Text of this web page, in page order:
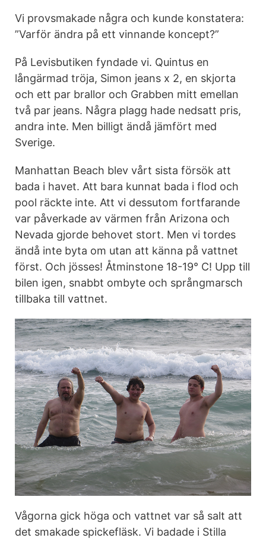
Vi provsmakade några och kunde konstatera:
”Varför ändra på ett vinnande koncept?”
På Levisbutiken fyndade vi. Quintus en
långärmad tröja, Simon jeans x 2, en skjorta
och ett par brallor och Grabben mitt emellan
två par jeans. Några plagg hade nedsatt pris,
andra inte. Men billigt ändå jämfört med
Sverige.
Manhattan Beach blev vårt sista försök att
bada i havet. Att bara kunnat bada i flod och
pool räckte inte. Att vi dessutom fortfarande
var påverkade av värmen från Arizona och
Nevada gjorde behovet stort. Men vi tordes
ändå inte byta om utan att känna på vattnet
först. Och jösses! Åtminstone 18-19° C! Upp till
bilen igen, snabbt ombyte och språngmarsch
tillbaka till vattnet.
Vågorna gick höga och vattnet var så salt att
det smakade spickefläsk. Vi badade i Stilla